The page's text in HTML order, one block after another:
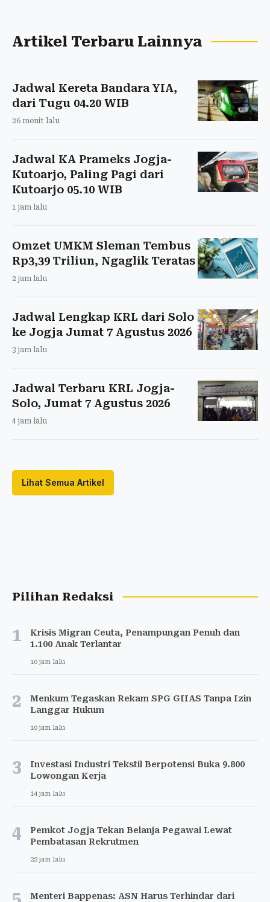
Artikel Terbaru Lainnya
Jadwal Kereta Bandara YIA,
dari Tugu 04.20 WIB
26 menit lalu
Jadwal KA Prameks Jogja-
Kutoarjo, Paling Pagi dari
Kutoarjo 05.10 WIB
1 jam lalu
Omzet UMKM Sleman Tembus
Rp3,39 Triliun, Ngaglik Teratas
2 jam lalu
Jadwal Lengkap KRL dari Solo
ke Jogja Jumat 7 Agustus 2026
3 jam lalu
Jadwal Terbaru KRL Jogja-
Solo, Jumat 7 Agustus 2026
4 jam lalu
Lihat Semua Artikel
Pilihan Redaksi
1
Krisis Migran Ceuta, Penampungan Penuh dan
1.100 Anak Terlantar
10 jam lalu
2
Menkum Tegaskan Rekam SPG GIIAS Tanpa Izin
Langgar Hukum
10 jam lalu
3
Investasi Industri Tekstil Berpotensi Buka 9.800
Lowongan Kerja
14 jam lalu
4
Pemkot Jogja Tekan Belanja Pegawai Lewat
Pembatasan Rekrutmen
22 jam lalu
Menteri Bappenas: ASN Harus Terhindar dari